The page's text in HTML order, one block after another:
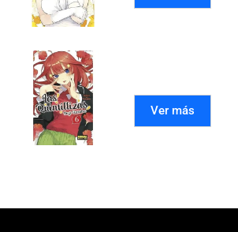
Ver más